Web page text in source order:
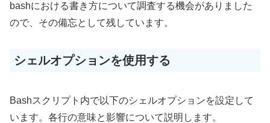
bashにおける書き方について調査する機会がありました
ので、その備忘として残しています。
シェルオプションを使用する
Bashスクリプト内で以下のシェルオプションを設定して
います。各行の意味と影響について説明します。